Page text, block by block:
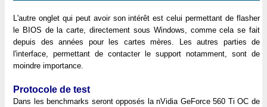
L'autre onglet qui peut avoir son intérêt est celui permettant de flasher
le BIOS de la carte, directement sous Windows, comme cela se fait
depuis des années pour les cartes mères. Les autres parties de
l'interface, permettant de contacter le support notamment, sont de
moindre importance.
Protocole de test
Dans les benchmarks seront opposés la nVidia GeForce 560 Ti OC de